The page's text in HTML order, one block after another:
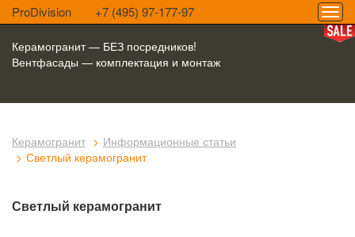
ProDivision +7 (495) 97-177-97
Керамогранит — БЕЗ посредников!
Вентфасады — комплектация и монтаж
Керамогранит
Информационные статьи
Светлый керамогранит
Светлый керамогранит